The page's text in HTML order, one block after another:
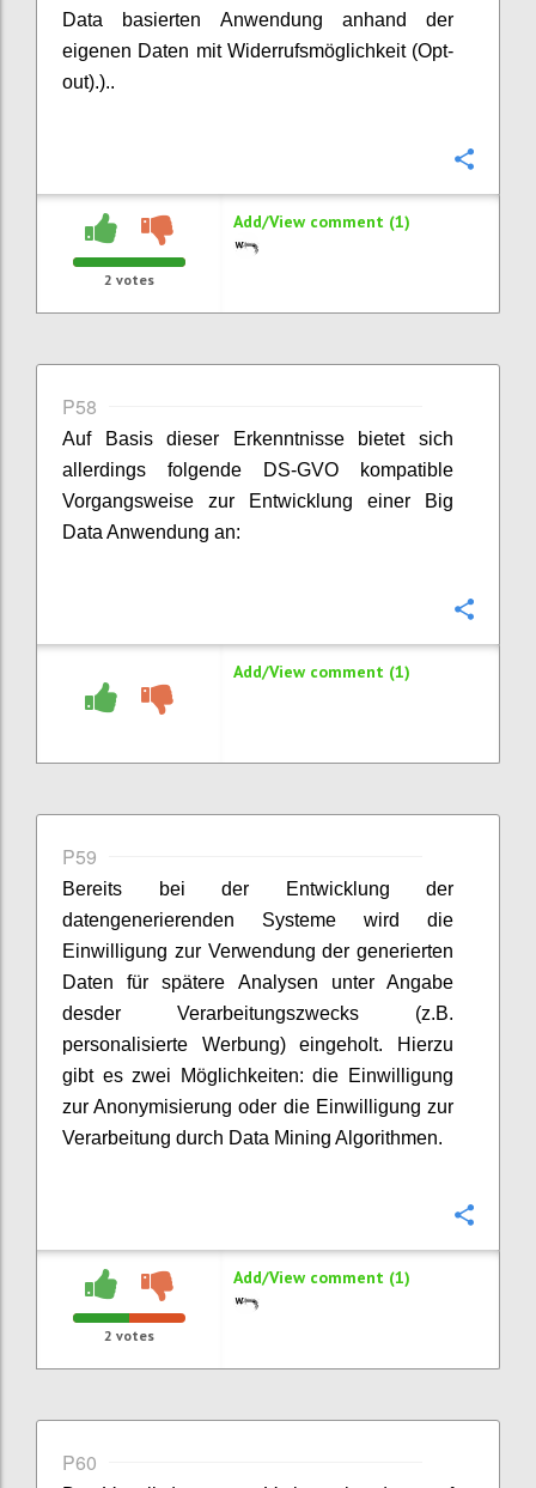
Data basierten Anwendung anhand der
eigenen Daten mit Widerrufsmöglichkeit (Opt-
out).)..
2 votes
Add/View comment (1)
P58
Auf Basis dieser Erkenntnisse bietet sich
allerdings folgende DS-GVO kompatible
Vorgangsweise zur Entwicklung einer Big
Data Anwendung an:
Add/View comment (1)
P59
Bereits bei der Entwicklung der
datengenerierenden Systeme wird die
Einwilligung zur Verwendung der generierten
Daten für spätere Analysen unter Angabe
desder Verarbeitungszwecks (z.B.
personalisierte Werbung) eingeholt. Hierzu
gibt es zwei Möglichkeiten: die Einwilligung
zur Anonymisierung oder die Einwilligung zur
Verarbeitung durch Data Mining Algorithmen.
2 votes
Add/View comment (1)
P60